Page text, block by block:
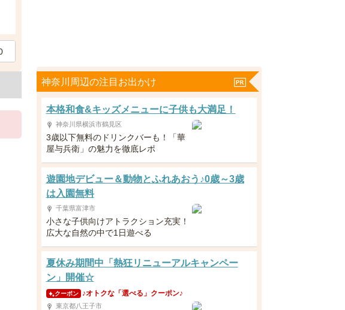
神奈川周辺の注目お出かけ
本格和食&キッズメニューに子供も大満足！
神奈川県横浜市鶴見区
3歳以下無料のドリンクバーも！「華
屋与兵衛」の魅力を徹底レポ
遊園地デビュー＆動物とふれあおう♪0歳～3歳
は入園無料
千葉県富津市
小さな子供向けアトラクション充実！
広大な自然の中で1日遊べる
夏休み期間中「熱狂リニューアルキャンペー
ン」開催☆
クーポン ♪オトクな「選べる」クーポン♪
東京都八王子市